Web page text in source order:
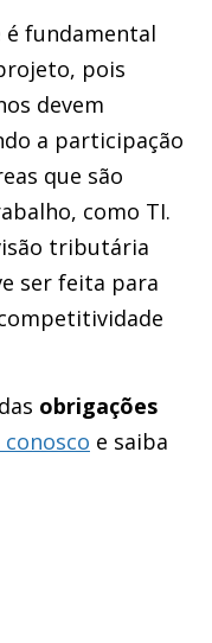
fundamental
pois
devem
a participação
que são
como TI.
tributária
ser feita para
obrigações
e saiba